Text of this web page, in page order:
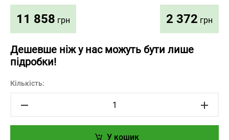
11 858 грн 2 372 грн
Дешевше ніж у нас можуть бути лише
підробки!
Кількість:
У кошик